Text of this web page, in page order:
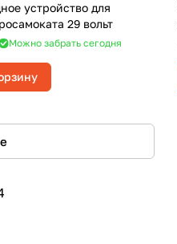
устройство для
29 вольт
Можно забрать сегодня